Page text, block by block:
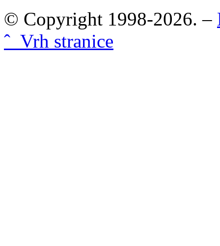
© Copyright 1998-2026. –
ˆ Vrh stranice